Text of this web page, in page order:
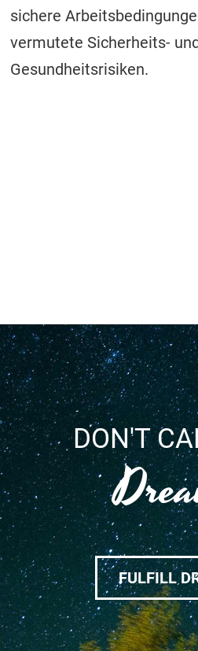
sichere
vermutete Sicherheits- und
Gesundheitsrisiken.
DON'T
FULFILL